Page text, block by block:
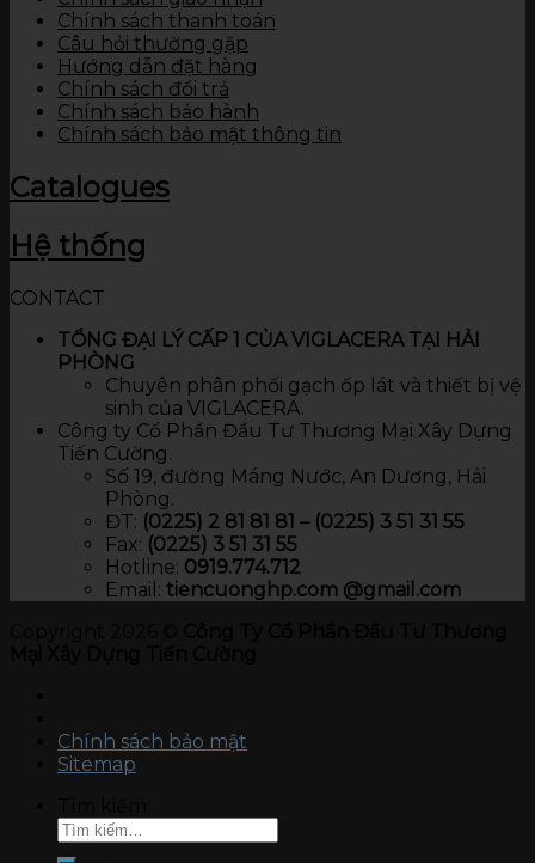
Chính sách thanh toán
Câu hỏi thường gặp
Hướng dẫn đặt hàng
Chính sách đổi trả
Chính sách bảo hành
Chính sách bảo mật thông tin
Catalogues
Hệ thống
CONTACT
TỔNG ĐẠI LÝ CẤP 1 CỦA VIGLACERA TẠI HẢI
PHÒNG
Chuyên phân phối gạch ốp lát và thiết bị vệ
sinh của VIGLACERA.
Công ty Cổ Phần Đầu Tư Thương Mại Xây Dựng
Tiến Cường.
Số 19, đường Máng Nước, An Dương, Hải
Phòng.
ĐT: (0225) 2 81 81 81 – (0225) 3 51 31 55
Fax: (0225) 3 51 31 55
Hotline: 0919.774.712​
Email: tiencuonghp.com @gmail.com
Chính sách bảo mật
Sitemap